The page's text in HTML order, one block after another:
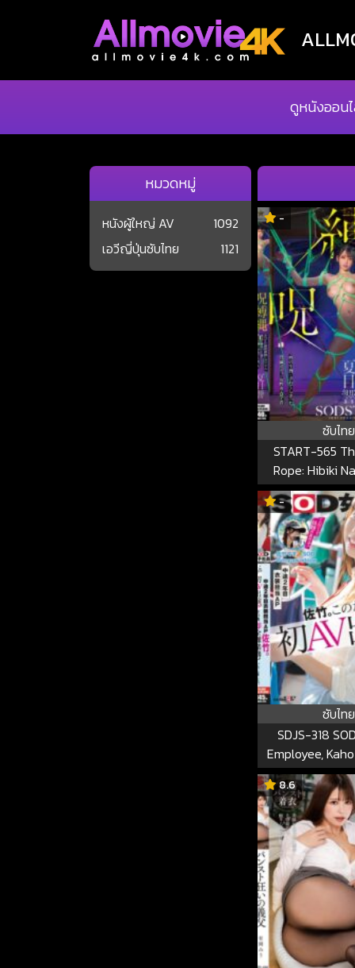
ดูหนังออน
หมวดหมู่
หนังผู้ใหญ่ AV
1092
เอวีญี่ปุ่นซับไทย
1121
-
ซับไทย
START-565
Rope: Hibiki
Voluptuous
Archaeologist, Is
A Former
Colleague
Sexual Sacrifice
Inhabited By
START-
-
ซับไทย
SDJS-318
Employee,
Her Second
Of Costumes.
AV
She
Work
SDJS-
8.6